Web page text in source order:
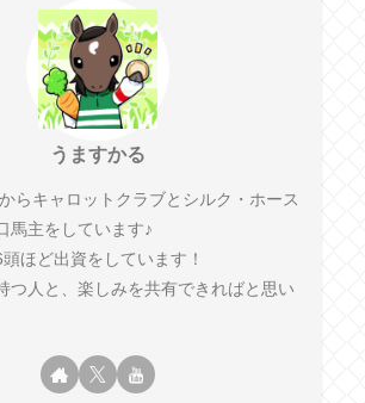
うますかる
らキャロットクラブとシルク・ホース
馬主をしています♪
ほど出資をしています！
つ人と、楽しみを共有できればと思い